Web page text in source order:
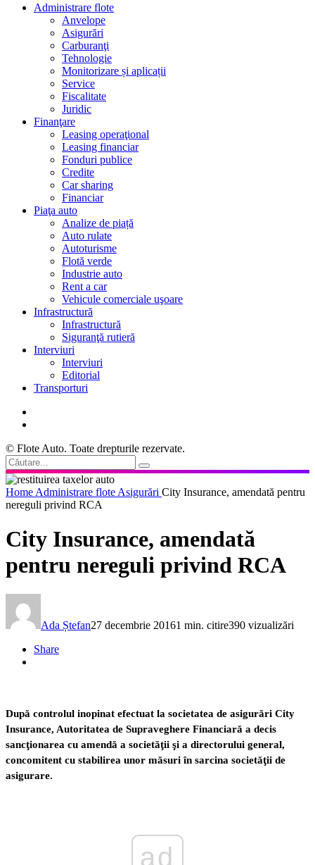
Administrare flote
Anvelope
Asigurări
Carburanţi
Tehnologie
Monitorizare și aplicații
Service
Fiscalitate
Juridic
Finanţare
Leasing operaţional
Leasing financiar
Fonduri publice
Credite
Car sharing
Financiar
Piaţa auto
Analize de piață
Auto rulate
Autoturisme
Flotă verde
Industrie auto
Rent a car
Vehicule comerciale uşoare
Infrastructură
Infrastructură
Siguranţă rutieră
Interviuri
Interviuri
Editorial
Transporturi
© Flote Auto. Toate drepturile rezervate.
Home Administrare flote Asigurări City Insurance, amendată pentru
nereguli privind RCA
City Insurance, amendată
pentru nereguli privind RCA
Ada Ștefan27 decembrie 20161 min. citire390 vizualizări
Share
După controlul inopinat efectuat la societatea de asigurări City
Insurance, Autoritatea de Supraveghere Financiară a decis
sancţionarea cu amendă a societăţii şi a directorului general,
concomitent cu stabilirea unor măsuri în sarcina societăţii de
asigurare.
ad